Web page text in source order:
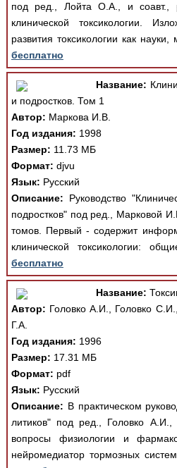
под ред., Лойта О.А., и соавт.,
клинической токсикологии.
развития токсикологии как
бесплатно
Название:
и подростков. Том 1
Автор: Маркова И.В.
Год издания: 1998
Размер: 11.73 МБ
Формат: djvu
Язык: Русский
Описание: Руководство
подростков" под ред., Марковой
томов. Первый - содержит
клинической токсикологии:
бесплатно
Название:
Автор: Головко А.И., Головко
Г.А.
Год издания: 1996
Размер: 17.31 МБ
Формат: pdf
Язык: Русский
Описание: В практическом
литиков" под ред., Головко А.И.,
вопросы физиологии и
нейромедиатор тормозных